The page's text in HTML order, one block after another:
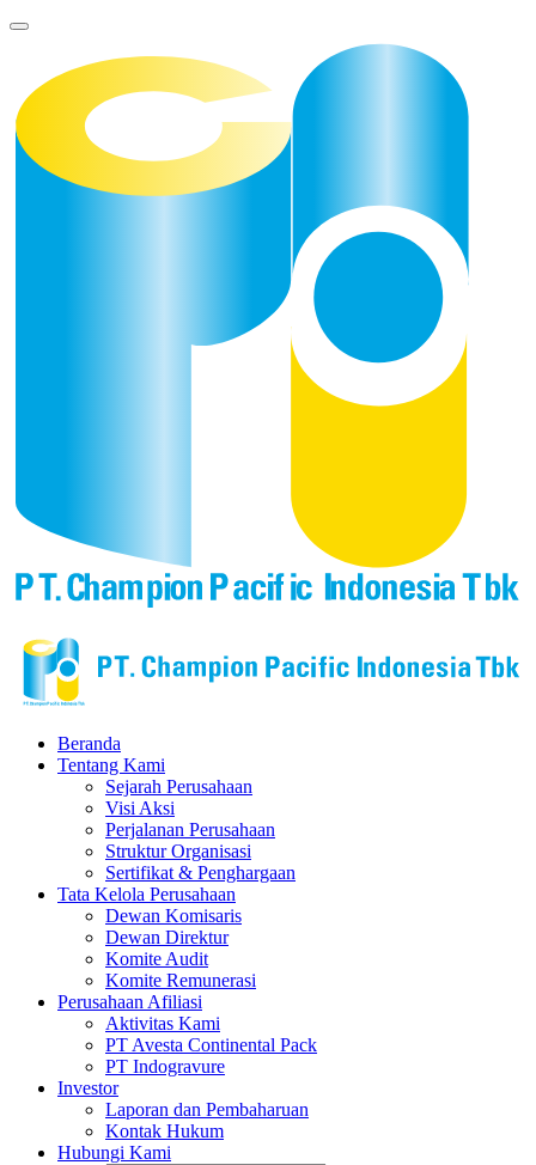
Beranda
Tentang Kami
Sejarah Perusahaan
Visi Aksi
Perjalanan Perusahaan
Struktur Organisasi
Sertifikat & Penghargaan
Tata Kelola Perusahaan
Dewan Komisaris
Dewan Direktur
Komite Audit
Komite Remunerasi
Perusahaan Afiliasi
Aktivitas Kami
PT Avesta Continental Pack
PT Indogravure
Investor
Laporan dan Pembaharuan
Kontak Hukum
Hubungi Kami